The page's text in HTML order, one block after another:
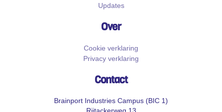
Updates
Over
Cookie verklaring
Privacy verklaring
Contact
Brainport Industries Campus (BIC 1)